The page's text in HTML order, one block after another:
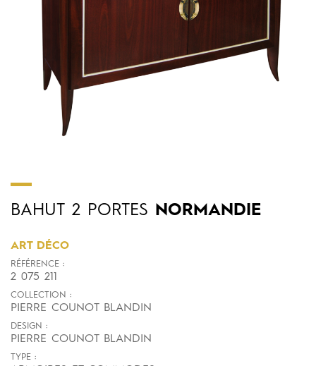
BAHUT 2 PORTES NORMANDIE
ART DÉCO
RÉFÉRENCE :
2 075 211
COLLECTION :
PIERRE COUNOT BLANDIN
DESIGN :
PIERRE COUNOT BLANDIN
TYPE :